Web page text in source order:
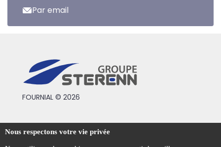
Par email
FOURNIAL © 2026
Conditions générales de vente
Nous respectons votre vie privée